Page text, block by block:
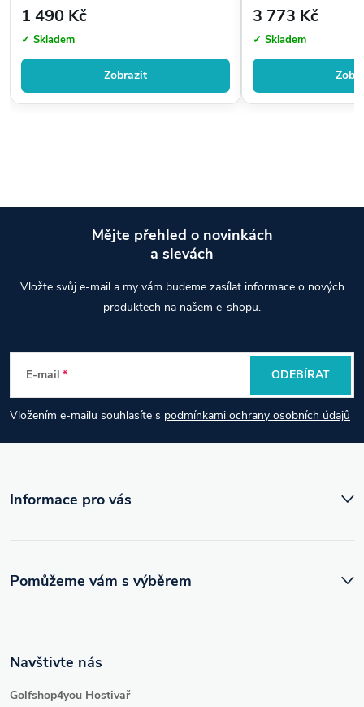
1 490 Kč
✓ Skladem
Zobrazit
3 773 Kč
✓ Skladem
p
a
t
Mějte přehled o novinkách
a slevách
Vložte svůj e-mail a my vám budeme zasílat informace o nových
produktech na našem e-shopu.
E-mail
Vložením e-mailu souhlasíte s podmínkami ochrany osobních údajů
ODEBÍRAT
Informace pro vás
Navštivte nás
Golfshop4you Hostivař
Pomůžeme vám s výběrem